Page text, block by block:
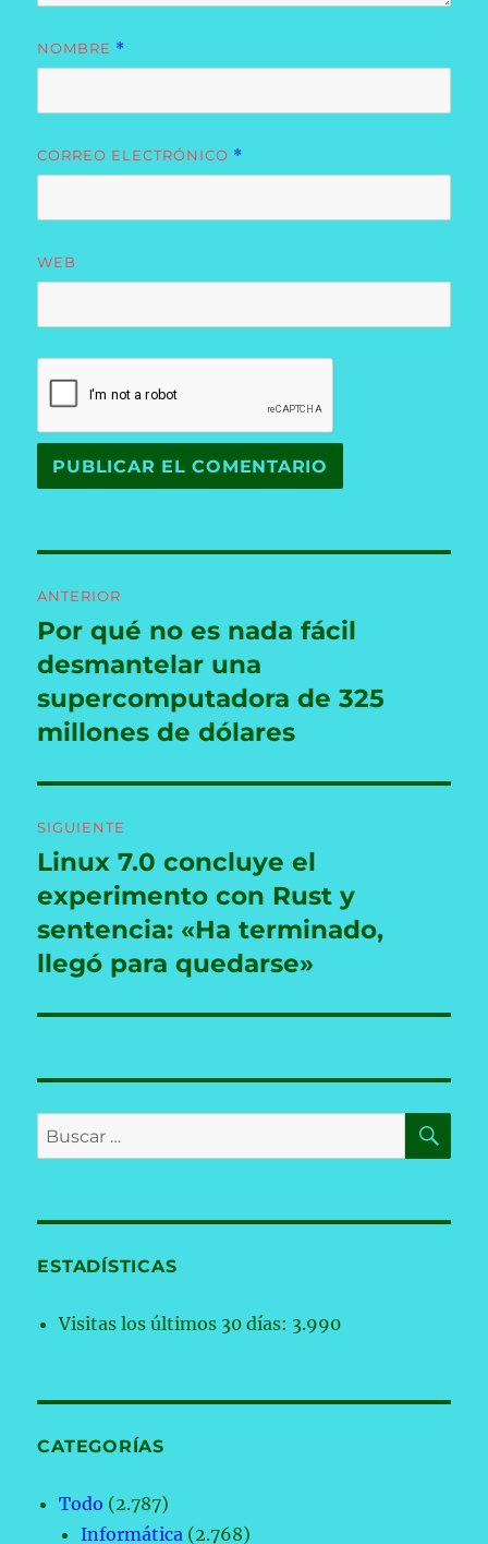
NOMBRE *
CORREO ELECTRÓNICO *
WEB
de
entradas
ANTERIOR
Entrada
anterior:
Por qué no es nada fácil
desmantelar una
supercomputadora de 325
millones de dólares
SIGUIENTE
Entrada
siguiente:
Linux 7.0 concluye el
experimento con Rust y
sentencia: «Ha terminado,
llegó para quedarse»
Buscar
por:
ESTADÍSTICAS
Visitas los últimos 30 días: 3.990
CATEGORÍAS
Todo (2.787)
Informática (2.768)